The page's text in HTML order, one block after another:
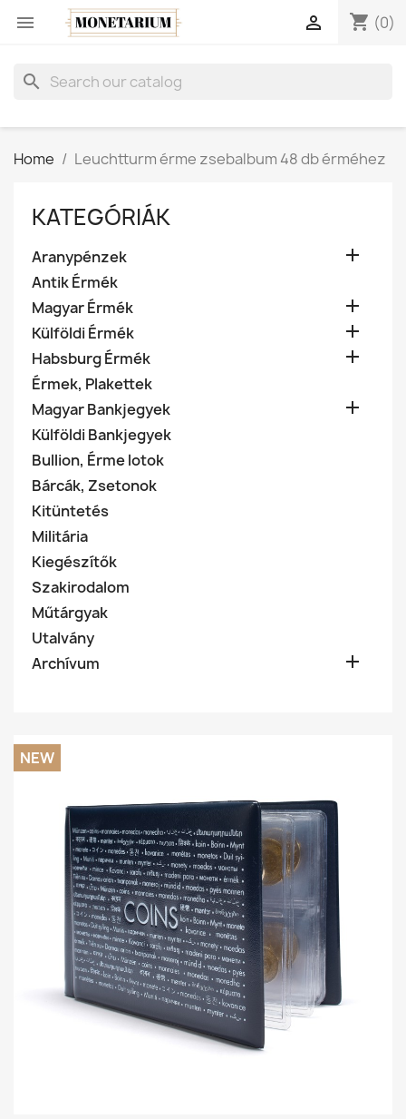
 shopping_cart (0)

search
Home Leuchtturm érme zsebalbum 48 db érméhez
KATEGÓRIÁK
Aranypénzek 
Antik Érmék
Magyar Érmék

Külföldi Érmék 
Habsburg Érmék 
Érmek, Plakettek
Magyar Bankjegyek

Külföldi Bankjegyek
Bullion, Érme lotok
Bárcák, Zsetonok
Kitüntetés
Militária
Kiegészítők
Szakirodalom
Műtárgyak
Utalvány
Archívum

NEW